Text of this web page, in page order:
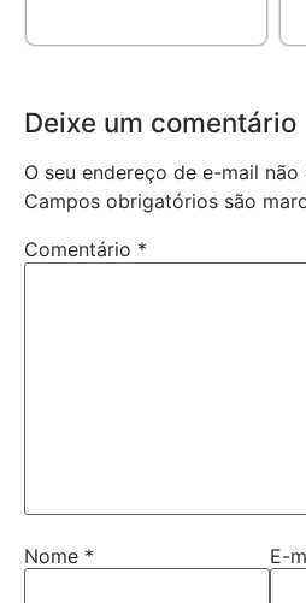
Deixe um comentário
O seu endereço de e-mail
Campos obrigatórios são
Comentário *
Nome * E-